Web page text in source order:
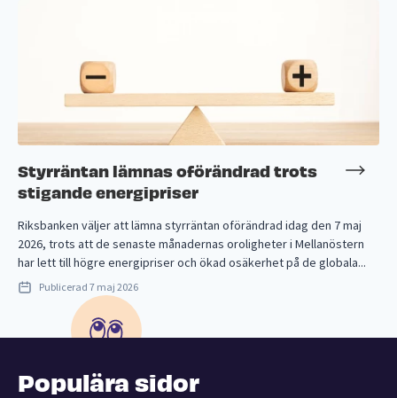
Styrräntan lämnas oförändrad trots
stigande energipriser
Riksbanken väljer att lämna styrräntan oförändrad idag den 7 maj
2026, trots att de senaste månadernas oroligheter i Mellanöstern
har lett till högre energipriser och ökad osäkerhet på de globala...
Publicerad 7 maj 2026
Populära sidor